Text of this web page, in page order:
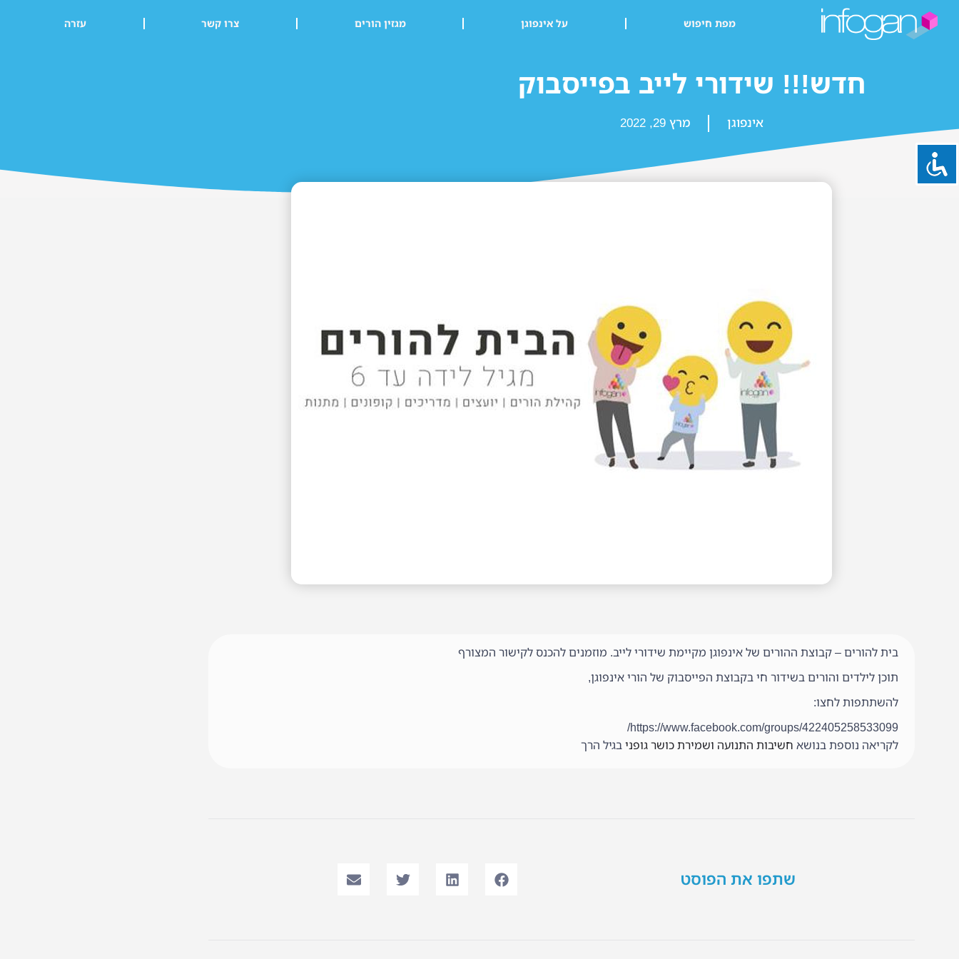
מפת חיפוש על אינפוגן מגזין הורים צרו קשר עזרה
חדש!!! שידורי לייב בפייסבוק
אינפוגן מרץ 29, 2022
בית להורים – קבוצת ההורים של אינפוגן מקיימת שידורי לייב. מוזמנים להכנס לקישור המצורף
תוכן לילדים והורים בשידור חי בקבוצת הפייסבוק של הורי אינפוגן,
להשתתפות לחצו:
https://www.facebook.com/groups/422405258533099/
לקריאה נוספת בנושא חשיבות התנועה ושמירת כושר גופני בגיל הרך
שתפו את הפוסט